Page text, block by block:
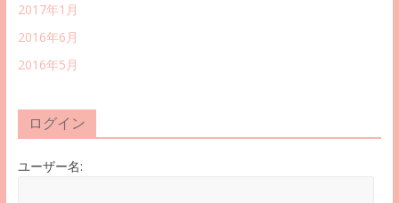
2017年1月
2016年6月
2016年5月
ログイン
ユーザー名: